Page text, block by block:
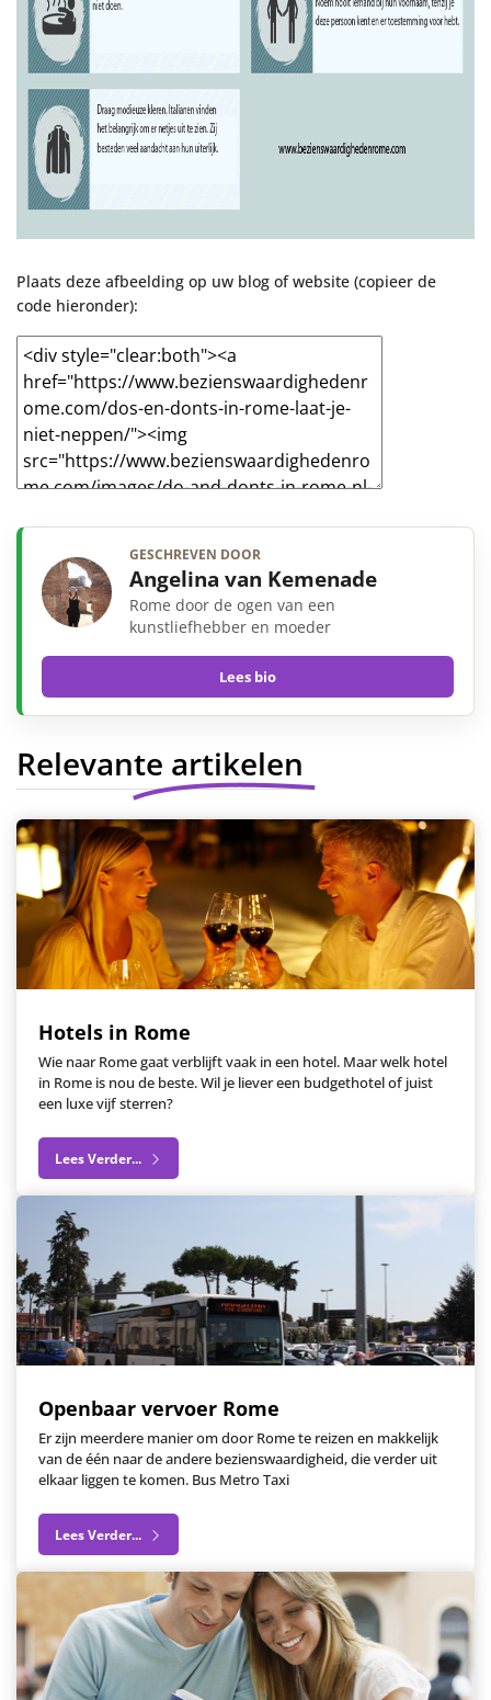
Plaats deze afbeelding op uw blog of website (copieer de
code hieronder):
GESCHREVEN DOOR
Angelina van Kemenade
Rome door de ogen van een
kunstliefhebber en moeder
Lees bio
Relevante artikelen
Hotels in Rome
Wie naar Rome gaat verblijft vaak in een hotel. Maar welk hotel
in Rome is nou de beste. Wil je liever een budgethotel of juist
een luxe vijf sterren?
Lees Verder...
Openbaar vervoer Rome
Er zijn meerdere manier om door Rome te reizen en makkelijk
van de één naar de andere bezienswaardigheid, die verder uit
elkaar liggen te komen. Bus Metro Taxi
Lees Verder...